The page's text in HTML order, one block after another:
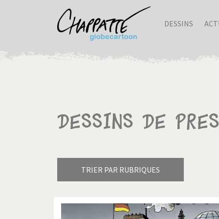
DESSINS
Dessins de
TRIER PAR RUBRIQUES
Armes à domicile